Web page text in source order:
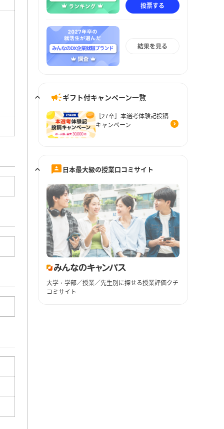
投票する
結果を見る
ギフト付キャンペーン一覧
［27卒］本選考体験記投稿
キャンペーン
日本最大級の授業口コミサイト
大学・学部／授業／先生別に探せる授業評価クチ
コミサイト